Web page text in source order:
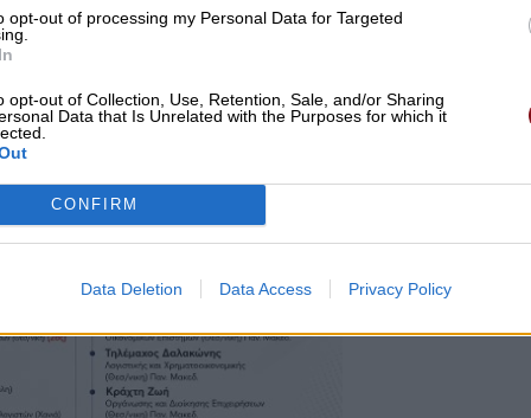
opt-out of processing my Personal Data for Targeted
opt-out of Collection, Use, Retention, Sale, and/or Sharing
Data that Is Unrelated with the Purposes for which it
CONFIRM
Data Deletion Data Access Privacy Policy
πρόσληψη επικουρικού προσωπικού, εντούτοις
αίτημα έχει προηγουμένως εγκριθεί από τον
του Νοσοκομείου τα προβλεπόμενα κονδύλια